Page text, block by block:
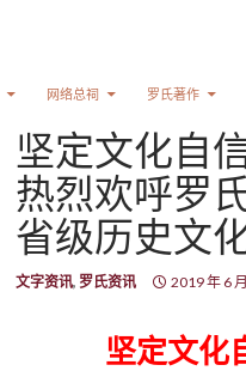
网络总祠 罗氏著作
坚定文化自
热烈欢呼罗
省级历史文
文字资讯, 罗氏资讯 2019 年 6
坚定文化